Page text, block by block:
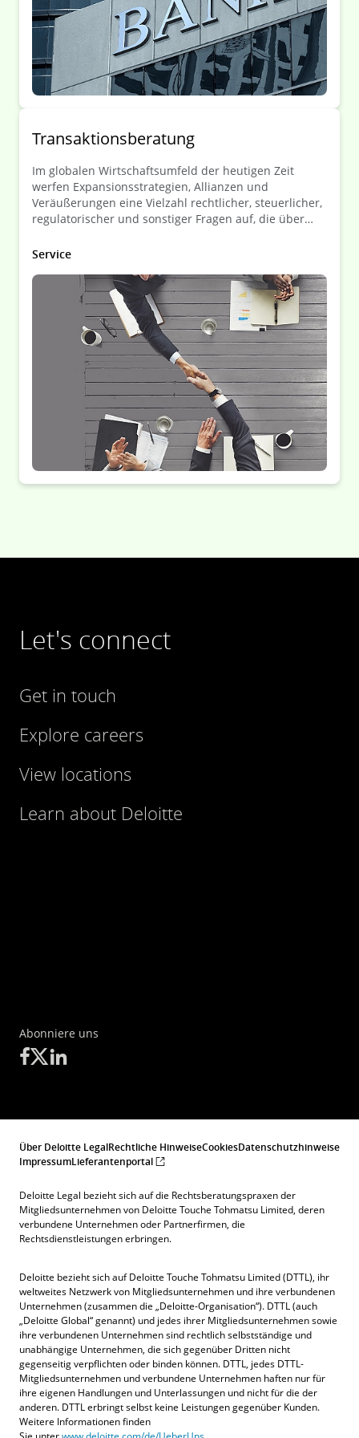
Transaktionsberatung
Im globalen Wirtschaftsumfeld der heutigen Zeit
werfen Expansionsstrategien, Allianzen und
Veräußerungen eine Vielzahl rechtlicher, steuerlicher,
regulatorischer und sonstiger Fragen auf, die über
können.
Service
Let's connect
Get in touch
Explore careers
View locations
Learn about Deloitte
Abonniere uns
Über Deloitte LegalRechtliche HinweiseCookiesDatenschutzhinweise
ImpressumLieferantenportal
Deloitte Legal bezieht sich auf die Rechtsberatungspraxen der
Mitgliedsunternehmen von Deloitte Touche Tohmatsu Limited, deren
verbundene Unternehmen oder Partnerfirmen, die
Rechtsdienstleistungen erbringen.
Deloitte bezieht sich auf Deloitte Touche Tohmatsu Limited (DTTL), ihr
weltweites Netzwerk von Mitgliedsunternehmen und ihre verbundenen
Unternehmen (zusammen die „Deloitte-Organisation“). DTTL (auch
„Deloitte Global“ genannt) und jedes ihrer Mitgliedsunternehmen sowie
ihre verbundenen Unternehmen sind rechtlich selbstständige und
unabhängige Unternehmen, die sich gegenüber Dritten nicht
gegenseitig verpflichten oder binden können. DTTL, jedes DTTL-
Mitgliedsunternehmen und verbundene Unternehmen haften nur für
ihre eigenen Handlungen und Unterlassungen und nicht für die der
anderen. DTTL erbringt selbst keine Leistungen gegenüber Kunden.
Weitere Informationen finden